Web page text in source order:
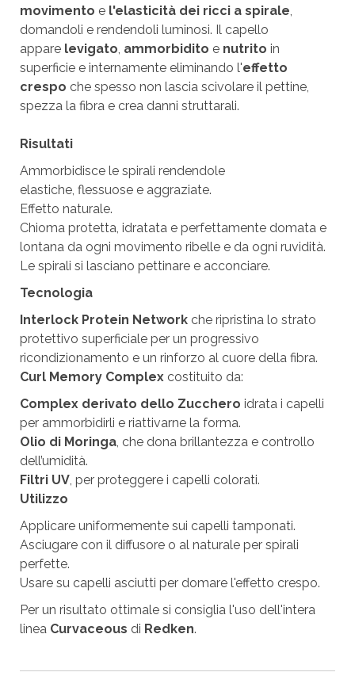
movimento e l'elasticità dei ricci a spirale,
domandoli e rendendoli luminosi. Il capello
appare levigato, ammorbidito e nutrito in
superficie e internamente eliminando l'effetto
crespo che spesso non lascia scivolare il pettine,
spezza la fibra e crea danni struttarali.
Risultati
Ammorbidisce le spirali rendendole
elastiche, flessuose e aggraziate.
Effetto naturale.
Chioma protetta, idratata e perfettamente domata e
lontana da ogni movimento ribelle e da ogni ruvidità.
Le spirali si lasciano pettinare e acconciare.
Tecnologia
Interlock Protein Network che ripristina lo strato
protettivo superficiale per un progressivo
ricondizionamento e un rinforzo al cuore della fibra.
Curl Memory Complex costituito da:
Complex derivato dello Zucchero idrata i capelli
per ammorbidirli e riattivarne la forma.
Olio di Moringa, che dona brillantezza e controllo
dell’umidità.
Filtri UV, per proteggere i capelli colorati.
Utilizzo
Applicare uniformemente sui capelli tamponati.
Asciugare con il diffusore o al naturale per spirali
perfette.
Usare su capelli asciutti per domare l'effetto crespo.
Per un risultato ottimale si consiglia l'uso dell'intera
linea Curvaceous di Redken.